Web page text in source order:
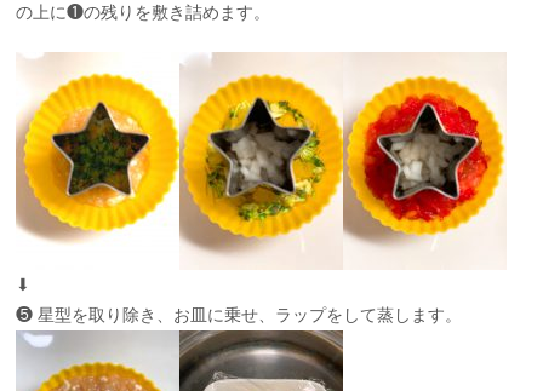
の上に❶の残りを敷き詰めます。
⬇︎
❺ 星型を取り除き、お皿に乗せ、ラップをして蒸します。